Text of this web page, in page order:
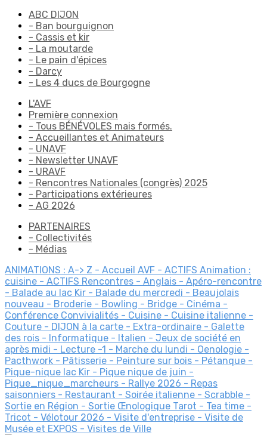
ABC DIJON
- Ban bourguignon
- Cassis et kir
- La moutarde
- Le pain d'épices
- Darcy
- Les 4 ducs de Bourgogne
L'AVF
Première connexion
- Tous BÉNÉVOLES mais formés.
- Accueillantes et Animateurs
- UNAVF
- Newsletter UNAVF
- URAVF
- Rencontres Nationales (congrès) 2025
- Participations extérieures
- AG 2026
PARTENAIRES
- Collectivités
- Médias
ANIMATIONS : A-> Z - Accueil AVF - ACTIFS Animation :
cuisine - ACTIFS Rencontres - Anglais - Apéro-rencontre
- Balade au lac Kir - Balade du mercredi - Beaujolais
nouveau - Broderie - Bowling - Bridge - Cinéma -
Conférence Convivialités - Cuisine - Cuisine italienne -
Couture - DIJON à la carte - Extra-ordinaire - Galette
des rois - Informatique - Italien - Jeux de société en
après midi - Lecture -1 - Marche du lundi - Oenologie -
Pacthwork - Pâtisserie - Peinture sur bois - Pétanque -
Pique-nique lac Kir - Pique nique de juin -
Pique_nique_marcheurs - Rallye 2026 - Repas
saisonniers - Restaurant - Soirée italienne - Scrabble -
Sortie en Région - Sortie Œnologique Tarot - Tea time -
Tricot - Vélotour 2026 - Visite d'entreprise - Visite de
Musée et EXPOS - Visites de Ville